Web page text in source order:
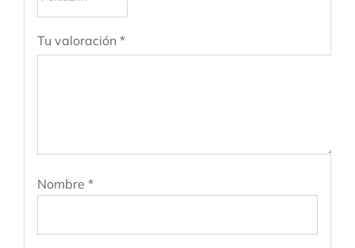
Tu valoración *
Nombre *